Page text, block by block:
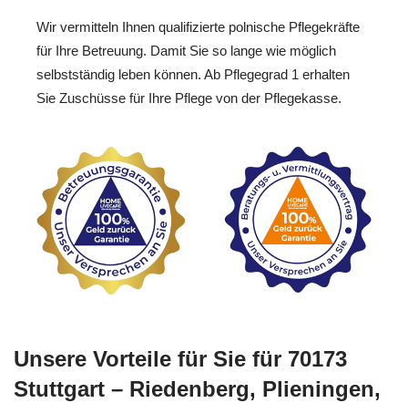
Wir vermitteln Ihnen qualifizierte polnische Pflegekräfte
für Ihre Betreuung. Damit Sie so lange wie möglich
selbstständig leben können. Ab Pflegegrad 1 erhalten
Sie Zuschüsse für Ihre Pflege von der Pflegekasse.
Unsere Vorteile für Sie für 70173
Stuttgart – Riedenberg, Plieningen,